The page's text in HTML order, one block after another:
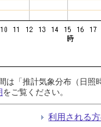
は「推計気象分布（日
をご覧ください。
利用される